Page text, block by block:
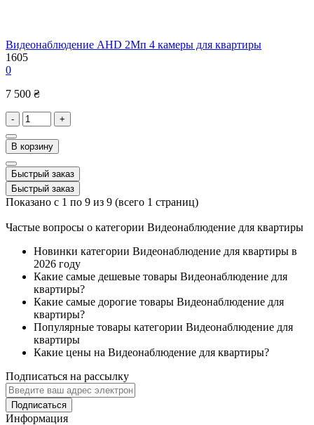
Видеонаблюдение AHD 2Мп 4 камеры для квартиры
1605
0
7 500 ₴
- +
В корзину
Быстрый заказ
Быстрый заказ
Показано с 1 по 9 из 9 (всего 1 страниц)
Частые вопросы о категории Видеонаблюдение для квартиры
Новинки категории Видеонаблюдение для квартиры в
2026 году
Какие самые дешевые товары Видеонаблюдение для
квартиры?
Какие самые дорогие товары Видеонаблюдение для
квартиры?
Популярные товары категории Видеонаблюдение для
квартиры
Какие цены на Видеонаблюдение для квартиры?
Подписаться на рассылку
Подписаться
Информация